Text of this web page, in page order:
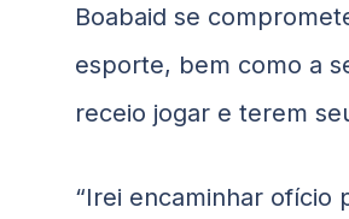
Boabaid se
esporte, bem como a
receio jogar e terem
“Irei encaminhar ofício